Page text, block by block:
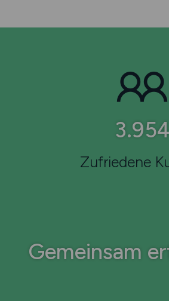
6.328
Zufriedene
Gemeinsam